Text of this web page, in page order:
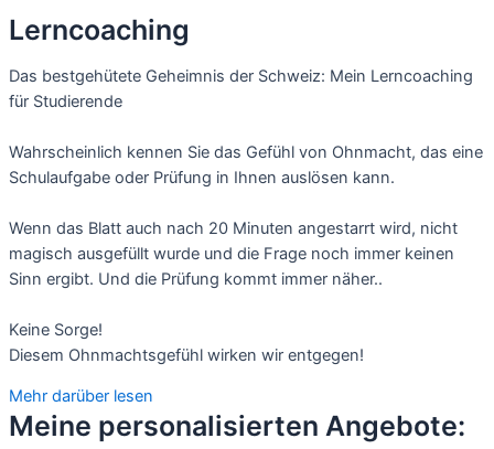
Lerncoaching
Das bestgehütete Geheimnis der Schweiz: Mein Lerncoaching
für Studierende
Wahrscheinlich kennen Sie das Gefühl von Ohnmacht, das eine
Schulaufgabe oder Prüfung in Ihnen auslösen kann.
Wenn das Blatt auch nach 20 Minuten angestarrt wird, nicht
magisch ausgefüllt wurde und die Frage noch immer keinen
Sinn ergibt. Und die Prüfung kommt immer näher..
Keine Sorge!
Diesem Ohnmachtsgefühl wirken wir entgegen!
Mehr darüber lesen
Meine personalisierten Angebote: